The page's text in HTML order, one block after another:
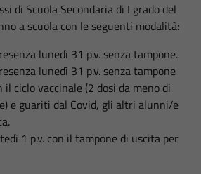
di Scuola Secondaria di I grado del
a scuola con le seguenti modalità:
lunedì 31 p.v. senza tampone.
lunedì 31 p.v. senza tampone
il ciclo vaccinale (2 dosi da meno di
e guariti dal Covid, gli altri alunni/e
1 p.v. con il tampone di uscita per